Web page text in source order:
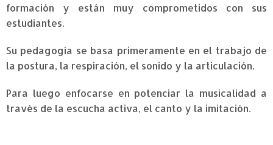
formación y están muy comprometidos con sus
estudiantes.
Su pedagogía se basa primeramente en el trabajo de
la postura, la respiración, el sonido y la articulación.
Para luego enfocarse en potenciar la musicalidad a
través de la escucha activa, el canto y la imitación.